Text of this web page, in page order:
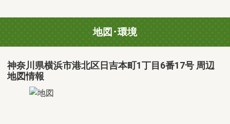
地図･環境
神奈川県横浜市港北区日吉本町1丁目6番17号 周辺
地図情報